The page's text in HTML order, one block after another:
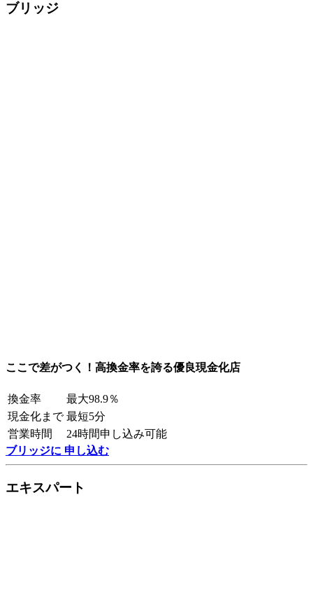
ブリッジ
ここで差がつく！高換金率を誇る優良現金化店
換金率
最大98.9％
現金化まで 最短5分
営業時間
24時間申し込み可能
ブリッジに 申し込む
エキスパート